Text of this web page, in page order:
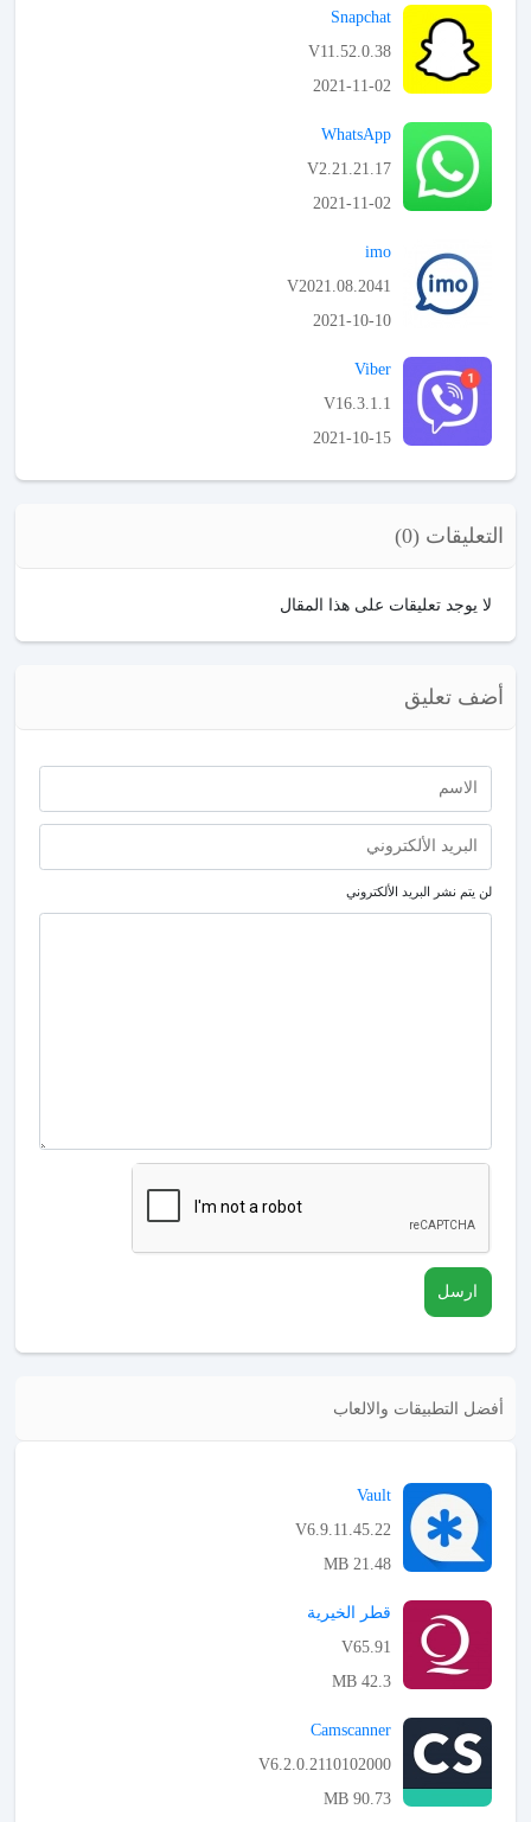
Snapchat
V11.52.0.38
2021-11-02
WhatsApp
V2.21.21.17
2021-11-02
imo
V2021.08.2041
2021-10-10
Viber
V16.3.1.1
2021-10-15
التعليقات (0)
لا يوجد تعليقات على هذا المقال
أضف تعليق
لن يتم نشر البريد الألكتروني
ارسل
أفضل التطبيقات والالعاب
Vault
V6.9.11.45.22
21.48 MB
قطر الخيرية
V65.91
42.3 MB
Camscanner
V6.2.0.2110102000
90.73 MB